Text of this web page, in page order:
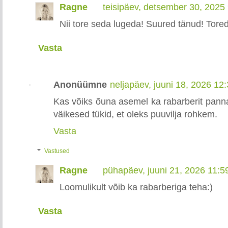
Ragne
teisipäev, detsember 30, 2025
Nii tore seda lugeda! Suured tänud!
Vasta
Anonüümne neljapäev, juuni 18, 2026
Kas võiks õuna asemel ka rabarberit
väikesed tükid, et oleks puuvilja rohkem.
Vasta
Vastused
Ragne
pühapäev, juuni 21, 2026
Loomulikult võib ka rabarberiga teha:)
Vasta